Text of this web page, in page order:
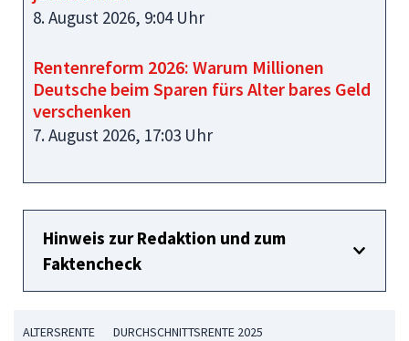
8. August 2026, 9:04 Uhr
Rentenreform 2026: Warum Millionen
Deutsche beim Sparen fürs Alter bares Geld
verschenken
7. August 2026, 17:03 Uhr
Hinweis zur Redaktion und zum
Faktencheck
ALTERSRENTE DURCHSCHNITTSRENTE 2025